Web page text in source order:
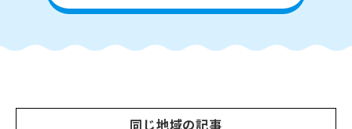
同じ地域の記事